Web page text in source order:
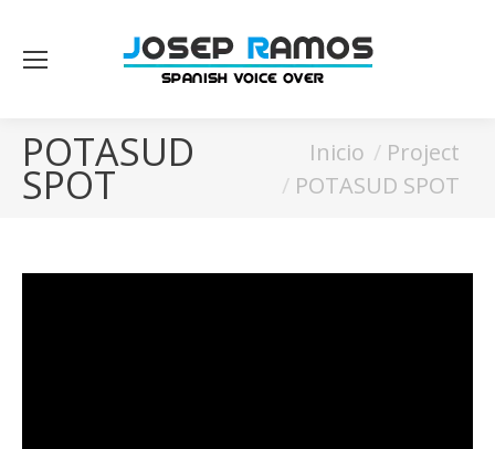
POTASUD
SPOT
Inicio
Project
POTASUD SPOT